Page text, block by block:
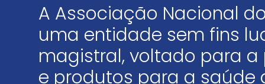
A Associação Nacional
uma entidade sem fins
magistral, voltado para
e produtos para a saúde